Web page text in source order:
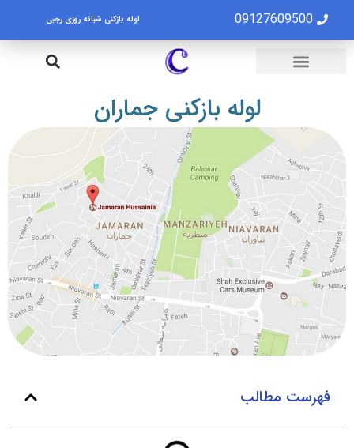
09127609500 لوله بازکنی شبانه روزی رجبی
لوله بازکنی جماران
فهرست مطالب